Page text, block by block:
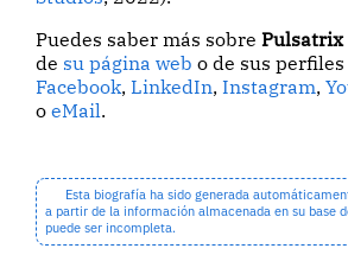
Puedes saber más sobrePulsatrix
de su página web o de sus
Facebook,LinkedIn,Instagram,
oeMail.
Esta biografía ha sido generada
a partir de la información almacenada en su base
puede ser incompleta.